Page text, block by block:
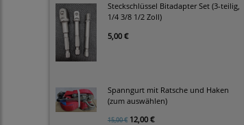
Steckschlüssel Bitadapter Set (3-teilig,
1/4 3/8 1/2 Zoll)
5,00 €
Spanngurt mit Ratsche und Haken
(zum auswählen)
15,00 € 12,00 €